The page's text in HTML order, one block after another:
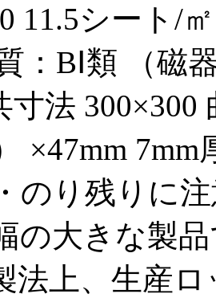
11.5シート/
：BⅠ類 （磁
寸法
×47mm
のり残りに
の大きな製
法上、生産